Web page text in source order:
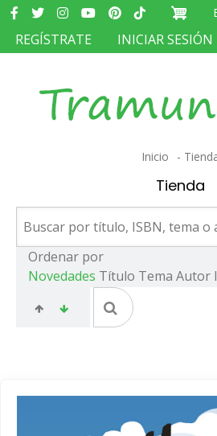
Pasar
contenido
Redes
sociales
MENÚ
DEL
D'USUARI
REGÍSTRATE INICIAR SESIÓN
Sobrescribir
de
ayuda
a
la
navegación
Inicio
Tienda
Ordenar por
Novedades Título Tema Autor